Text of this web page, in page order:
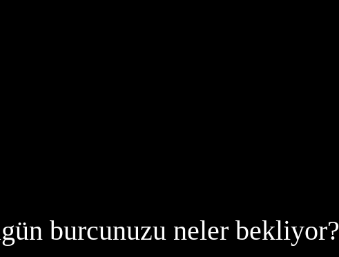
burcunuzu neler bekliyor?